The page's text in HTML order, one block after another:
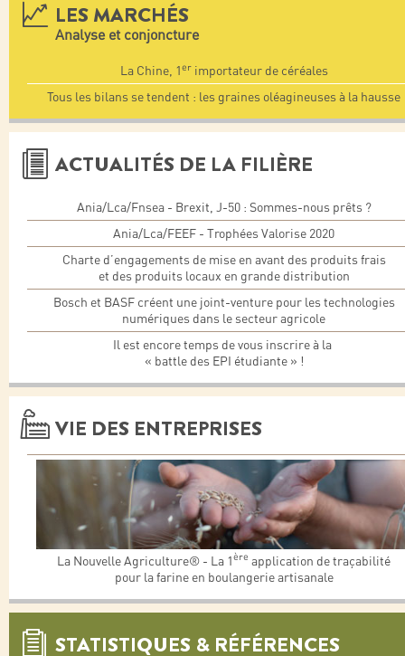
LES MARCHÉS
Analyse et conjoncture
La Chine, 1erimportateur de céréales
Tous les bilans se tendent : les graines oléagineuses à la hausse
ACTUALITÉS DE LA FILIÈRE
Ania/Lca/Fnsea - Brexit, J-50 : Sommes-nous prêts ?
Ania/Lca/FEEF - Trophées Valorise 2020
Charte d’engagements de mise en avant des produits frais
et des produits locaux en grande distribution
Bosch et BASF créent une joint-venture pour les technologies
numériques dans le secteur agricole
Il est encore temps de vous inscrire à la
« battle des EPI étudiante » !
VIE DES ENTREPRISES
La Nouvelle Agriculture® - La 1ère application de traçabilité
pour la farine en boulangerie artisanale
STATISTIQUES & RÉFÉRENCES